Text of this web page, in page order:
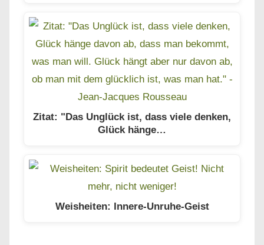
Zitat: "Das Unglück ist, dass viele denken,
Glück hänge…
Weisheiten: Innere-Unruhe-Geist